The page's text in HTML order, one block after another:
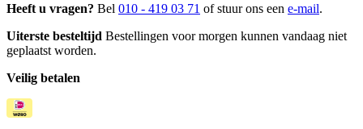
Heeft u vragen? Bel 010 - 419 03 71 of stuur ons een e-mail.
Uiterste besteltijd Bestellingen voor morgen kunnen vandaag niet
geplaatst worden.
Veilig betalen